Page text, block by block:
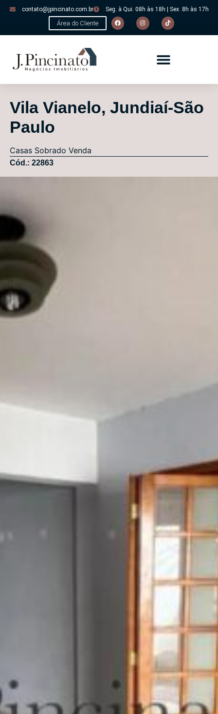
contato@jpincinato.com.br Seg. à Qui. 08h às 18h | Sex. 8h às 17h
Área do Cliente
Vila Vianelo, Jundiaí-São
Paulo
Casas Sobrado Venda
Cód.: 22863